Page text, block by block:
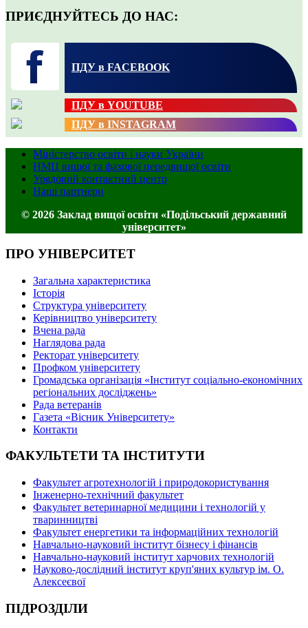
ПРИЄДНУЙТЕСЬ ДО НАС:
ПДУ в FACEBOOK
ПДУ в YOUTUBE
ПДУ в INSTAGRAM
Міністерство освіти і науки України
НМЦ вищої та фахової передвищої освіти
Урядовий контактний центр
Наші партнери
© 2026 Заклад вищої освіти «Подільський державний
університет»
ПРО УНІВЕРСИТЕТ
Загальна характеристика
Історія
Структура університету
Керівництво університету
Вчена рада
Наглядова рада
Ректорат університету
Профком університету
Громадська організація «Інститут соціально-економічних
регіональних досліджень»
Рада ветеранів
Газета «Вісник Університету»
Контакти
ФАКУЛЬТЕТИ ТА ІНСТИТУТИ
Факультет агротехнологій і природокористування
Інженерно-технічний факультет
Факультет ветеринарної медицини і технологій у
тваринництві
Факультет енергетики та інформаційних технологій
Навчально-науковий інститут бізнесу і фінансів
Навчально-науковий інститут харчових технологій
Науково-дослідний інститут круп'яних культур ім. О.
Алексеєвої
ПІДРОЗДІЛИ